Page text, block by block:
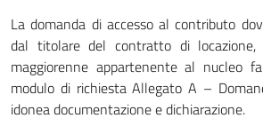
La domanda di accesso al contributo
dal titolare del contratto di
maggiorenne appartenente al nucleo
modulo di richiesta Allegato A –
idonea documentazione e dichiarazione.